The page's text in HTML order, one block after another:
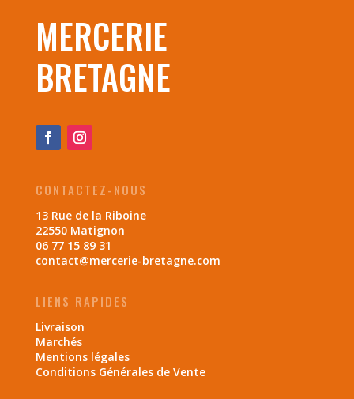
MERCERIE
BRETAGNE
CONTACTEZ-NOUS
13 Rue de la Riboine
22550 Matignon
06 77 15 89 31
contact@mercerie-bretagne.com
LIENS RAPIDES
Livraison
Marchés
Mentions légales
Conditions Générales de Vente